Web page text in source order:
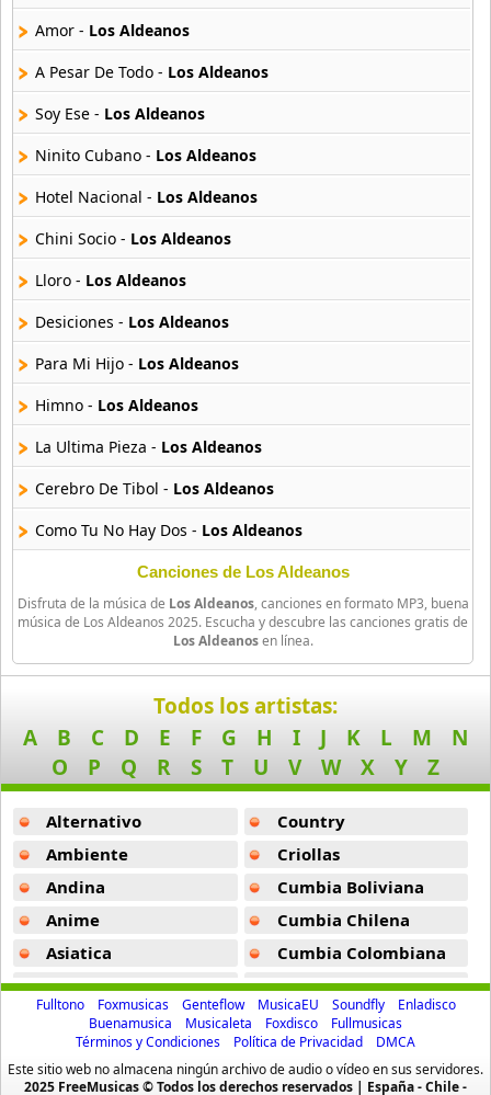
Elias Ayaviri
18 músicas online
33 músicas online
Ghostface Killah
20 músicas online
Guariboa
3 músicas online
Gucci Mane
33 músicas online
Jaden Smith
8 músicas online
Jaze
29 músicas online
Jeezy
15 músicas online
Joa El Super Mc
Kishu Ezlamenaza
11 músicas online
Lapiz Conciente
Lil Blood
18 músicas online
Los Aldeanos
64 músicas online
Lr
Amor - Los Aldeanos
A Pesar De Todo - Los Aldeanos
Soy Ese - Los Aldeanos
Ninito Cubano - Los Aldeanos
Hotel Nacional - Los Aldeanos
Chini Socio - Los Aldeanos
Lloro - Los Aldeanos
Desiciones - Los Aldeanos
Para Mi Hijo - Los Aldeanos
Himno - Los Aldeanos
La Ultima Pieza - Los Aldeanos
Cerebro De Tibol - Los Aldeanos
Como Tu No Hay Dos - Los Aldeanos
La Historia De Mil Historias -Los Aldeanos
Los 10 Mandamientos -Los Aldeanos
Los Aldeanos
Kronik -Los Aldeanos
Odio A Primera Vista -Los Aldeanos
Yo No Se Como No Ven -
Los Aldeanos
Los Asesinos -
Ya Nos Veremos Las Caras -
Los Aldeanos
El Chira -Los Aldeanos
Julio Fallecio -Los Aldeanos
Noches Perdidas - Los Aldeanos
Canciones de Los Aldeanos
Disfruta de la música de Los Aldeanos, canciones en formato MP3, buena
música de Los Aldeanos 2025. Escucha y descubre las canciones gratis de
Los Aldeanosen línea.
Todos los artistas:
A
B C D E F G H I J K L M
N
O
P Q R S T U V W X Y Z
Alternativo
Ambiente
Andina
Anime
Asiatica
Atevip
Bachatas
Baladas
Baladas De Oro
Country
Criollas
Cumbia Boliviana
Cumbia Chilena
Cumbia Colombiana
Cumbia Ecuatoriana
Cumbia Mexicana
Cumbia Pop
Cumbia Surena
Fulltono Foxmusicas Genteflow MusicaEU Soundfly
Enladisco
Buenamusica
Musicaleta Foxdisco
Fullmusicas
Términos y Condiciones
Política de Privacidad
DMCA
Este sitio web no almacena ningún archivo de audio o vídeo en sus servidores.
2025 FreeMusicas © Todos los derechos reservados | España - Chile -